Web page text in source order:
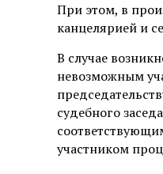
При этом, в
канцелярией и
В случае
невозможным
судебного
участником